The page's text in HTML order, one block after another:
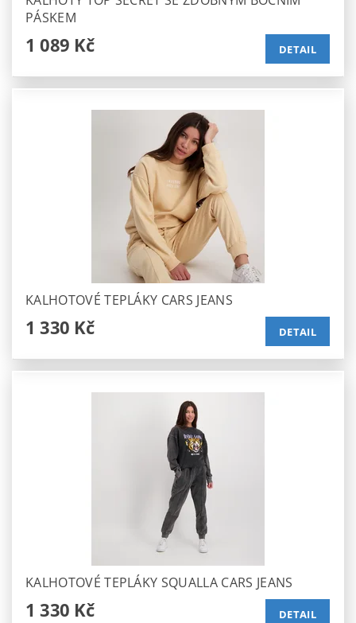
PÁSKEM
1 089 Kč DETAIL
KALHOTOVÉ TEPLÁKY CARS JEANS
1 330 Kč DETAIL
KALHOTOVÉ TEPLÁKY SQUALLA CARS JEANS
1 330 Kč DETAIL